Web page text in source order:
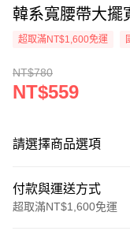
韓系寬腰帶大擺
超取滿NT$1,600免運
NT$780
NT$559
請選擇商品選項
付款與運送方式
超取滿NT$1,600免運